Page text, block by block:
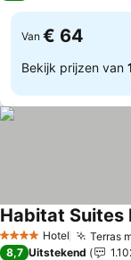
Van € 64
Bekijk prijzen van
4 SterrenHotel Terras
Habitat Suites
8,7 Uitstekend